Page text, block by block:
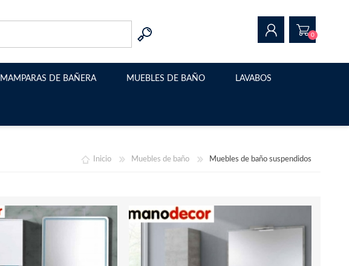
REGISTRAR
0
MAMPARAS DE BAÑERA MUEBLES DE BAÑO
Muebles de baño con patas
LAVABOS
Inicio Muebles de baño Muebles de baño suspendidos